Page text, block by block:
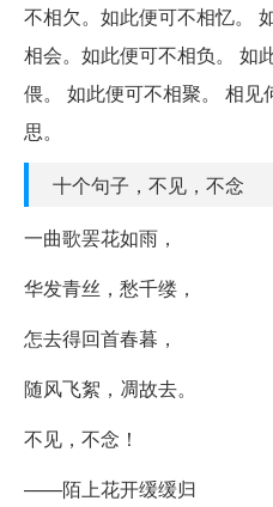
不相欠。如此便可不相忆。
相会。如此便可不相负。 如
偎。 如此便可不相聚。 相
思。
十个句子，不见，不念
一曲歌罢花如雨，
华发青丝，愁千缕，
怎去得回首春暮，
随风飞絮，凋故去。
不见，不念！
——陌上花开缓缓归